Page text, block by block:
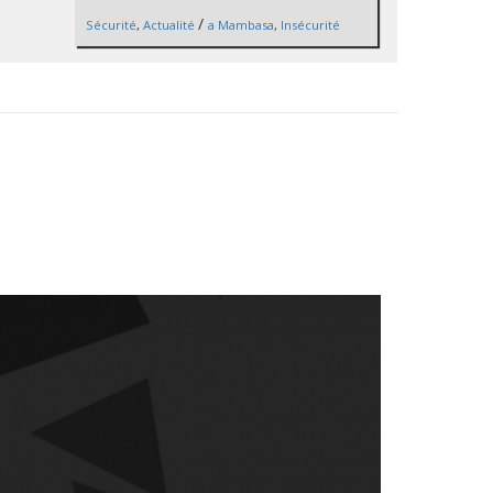
Sécurité, Actualité / a Mambasa, Insécurité